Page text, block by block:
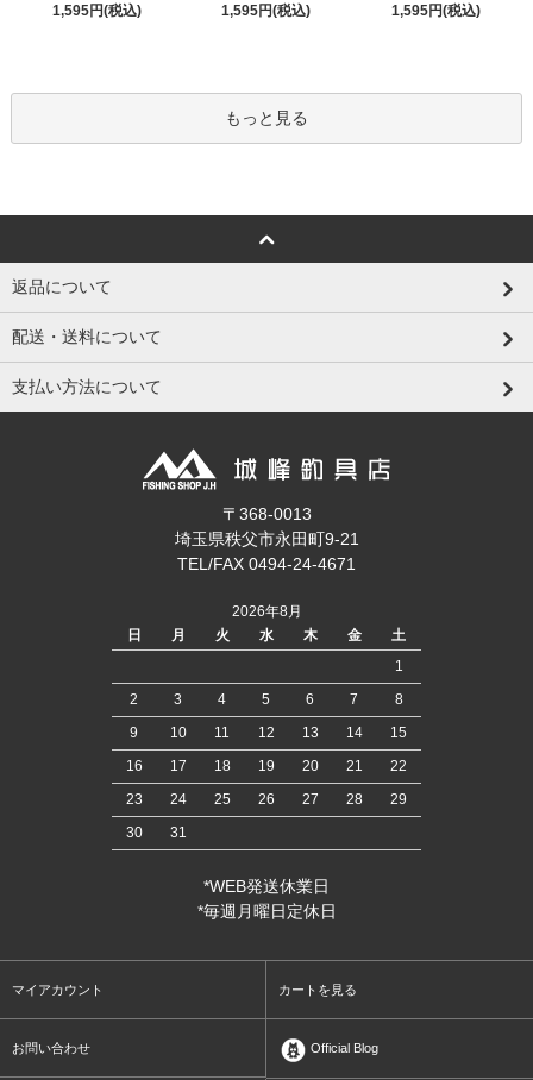
1,595円(税込)
1,595円(税込)
1,595円(税込)
もっと見る
返品について
配送・送料について
支払い方法について
〒368-0013
埼玉県秩父市永田町9-21
TEL/FAX 0494-24-4671
2026年8月
日
月 火 水 木 金
土
1
2
3 4 5 6 7
8
9
10 11 12 13 14
15
16
17 18 19 20 21
22
23
24 25 26 27 28
29
30
31
*WEB発送休業日
*毎週月曜日定休日
マイアカウント カートを見る
お問い合わせ Official Blog